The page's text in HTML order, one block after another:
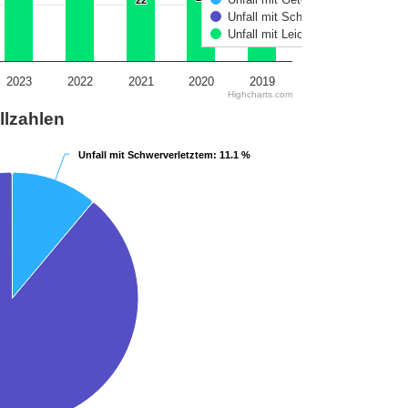
Unfall mit Schwerverletztem
Unfall mit Leichtverletztem
2023 2022 2021 2020 2019
Highcharts.com
Unfall mit Schwerverletztem: 11.1 %
Unfall mit Schwerverletztem: 11.1 %